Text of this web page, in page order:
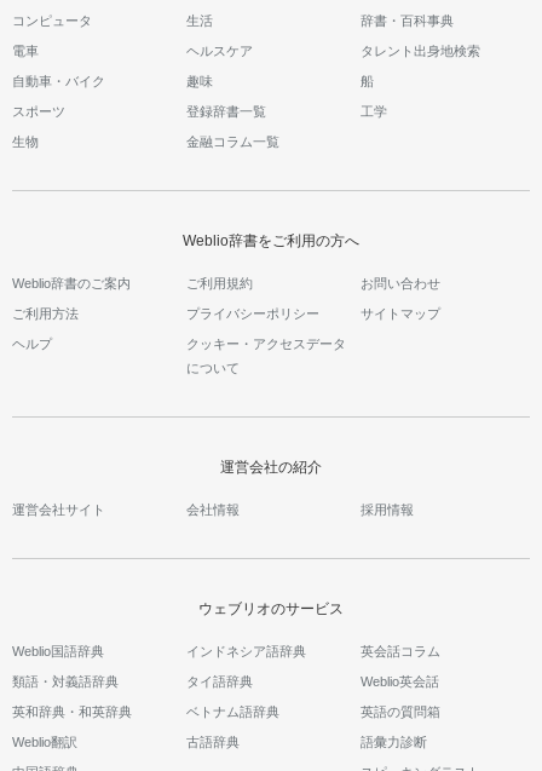
コンピュータ 生活 辞書・百科事典
電車 ヘルスケア タレント出身地検索
自動車・バイク 趣味 船
スポーツ 登録辞書一覧 工学
生物 金融コラム一覧
Weblio辞書をご利用の方へ
Weblio辞書のご案内 ご利用規約 お問い合わせ
ご利用方法 プライバシーポリシー サイトマップ
ヘルプ
クッキー・アクセスデータ
について
運営会社の紹介
運営会社サイト 会社情報 採用情報
ウェブリオのサービス
Weblio国語辞典
類語・対義語辞典
英和辞典・和英辞典
Weblio翻訳
インドネシア語辞典
タイ語辞典
ベトナム語辞典
古語辞典
英会話コラム
Weblio英会話
英語の質問箱
語彙力診断